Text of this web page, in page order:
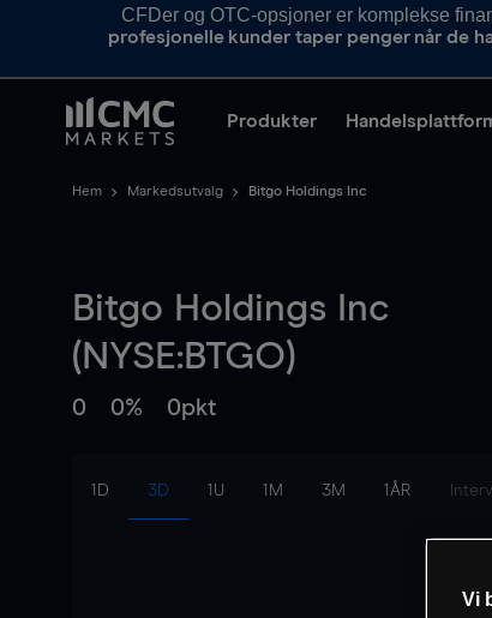
CFDer og OTC-opsjoner er komplekse
profesjonelle kunder taper penger når de
Produkter
Hem Markedsutvalg Bitgo Holdings Inc
Bitgo Holdings Inc
(NYSE:BTGO)
0 0% 0pkt
1D 3D 1U 1M 3M 1ÅR
Vi